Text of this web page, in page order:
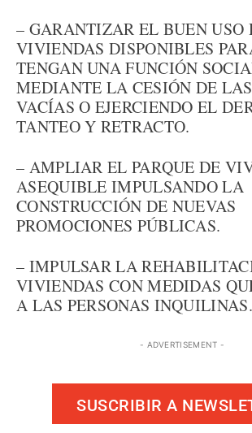
– GARANTIZAR EL BUEN USO
VIVIENDAS DISPONIBLES
TENGAN UNA FUNCIÓN
MEDIANTE LA CESIÓN DE
VACÍAS O EJERCIENDO EL
TANTEO Y RETRACTO.
– AMPLIAR EL PARQUE DE
ASEQUIBLE IMPULSANDO LA
CONSTRUCCIÓN DE NUEVAS
PROMOCIONES PÚBLICAS.
– IMPULSAR LA
VIVIENDAS CON MEDIDAS
A LAS PERSONAS INQUILINAS.
- ADVERTISEMENT -
SUSCRIBIR A